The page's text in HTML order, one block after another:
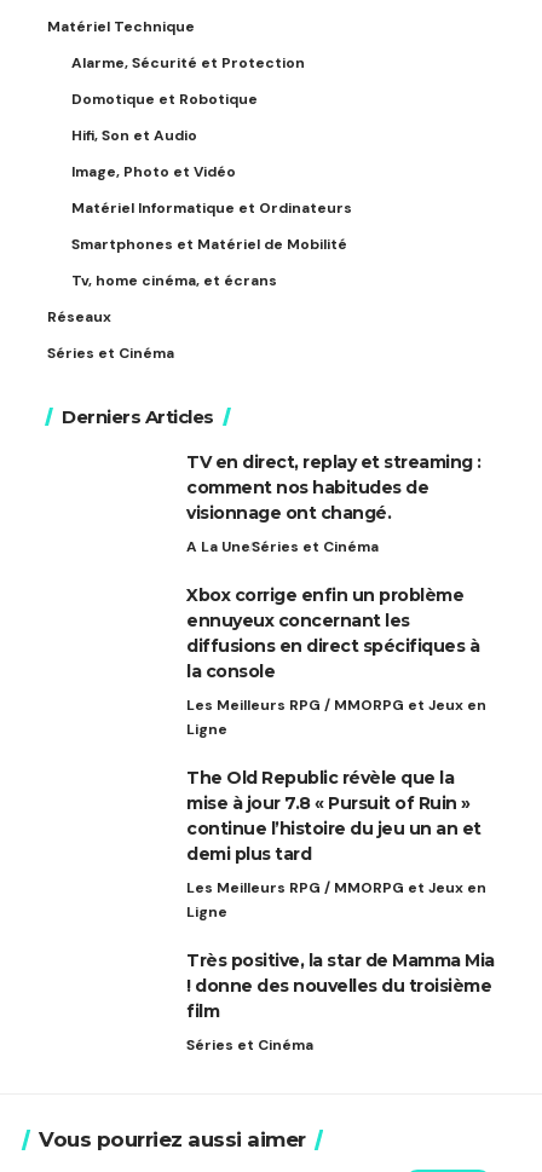
Matériel Technique
Alarme, Sécurité et Protection
Domotique et Robotique
Hifi, Son et Audio
Image, Photo et Vidéo
Matériel Informatique et Ordinateurs
Smartphones et Matériel de Mobilité
Tv, home cinéma, et écrans
Réseaux
Séries et Cinéma
Derniers Articles
TV en direct, replay et streaming :
comment nos habitudes de
visionnage ont changé.
A La UneSéries et Cinéma
Xbox corrige enfin un problème
ennuyeux concernant les
diffusions en direct spécifiques à
la console
Les Meilleurs RPG / MMORPG et Jeux en
Ligne
The Old Republic révèle que la
mise à jour 7.8 « Pursuit of Ruin »
continue l’histoire du jeu un an et
demi plus tard
Les Meilleurs RPG / MMORPG et Jeux en
Ligne
Très positive, la star de Mamma Mia
! donne des nouvelles du troisième
film
Séries et Cinéma
Vous pourriez aussi aimer